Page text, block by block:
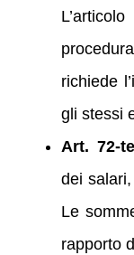
richiede
gli stessi
Art.
dei
Le
rapporto